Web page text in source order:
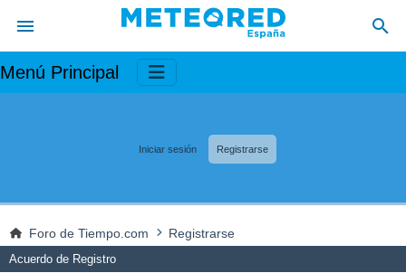
Menú Principal
Iniciar sesión Registrarse
Foro de Tiempo.com Registrarse
Acuerdo de Registro